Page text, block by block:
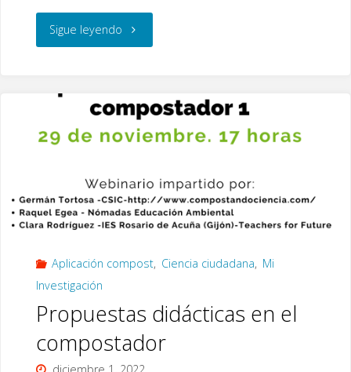
Sigue leyendo"Compostaje
de
Aplicación compost, Ciencia ciudadana, Mi
Investigación
Propuestas didácticas en el
compostador